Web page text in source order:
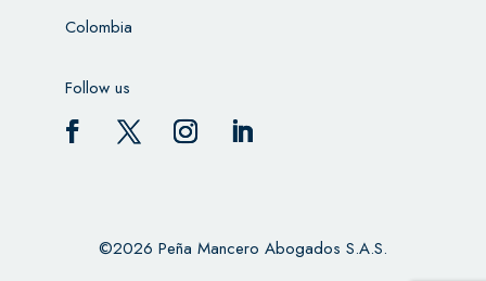
Colombia
Follow us
©2026 Peña Mancero Abogados S.A.S.